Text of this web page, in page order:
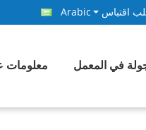
اقتباس Arabic
معلومات في المعمل